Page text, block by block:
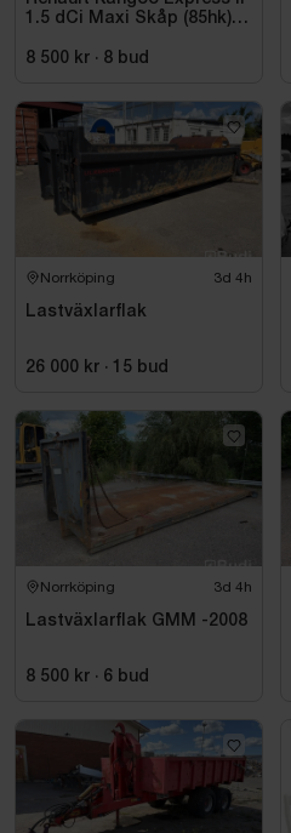
1.5 dCi Maxi Skåp (85hk)
8 500 kr · 8 bud
Norrköping 3d 4h
Lastväxlarflak
26 000 kr · 15 bud
Norrköping 3d 4h
Lastväxlarflak GMM -2008
8 500 kr · 6 bud